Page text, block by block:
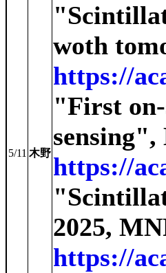
5/11 木野
woth
https://
"First
https://
2025,
https://